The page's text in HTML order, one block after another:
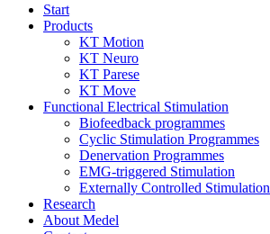
Start
Products
KT Motion
KT Neuro
KT Parese
KT Move
Functional Electrical Stimulation
Biofeedback programmes
Cyclic Stimulation Programmes
Denervation Programmes
EMG-triggered Stimulation
Externally Controlled Stimulation
Research
About Medel